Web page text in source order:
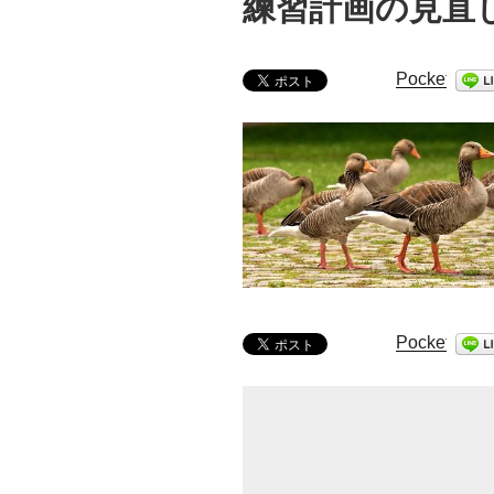
練習計画の見直
Pocket
Pocket